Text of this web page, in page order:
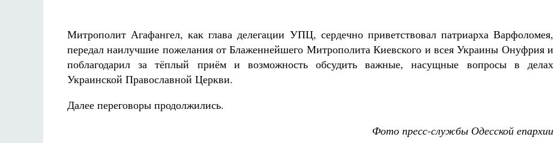
Митрополит Агафангел, как глава делегации УПЦ, сердечно приветствовал патриарха Варфоломея,
передал наилучшие пожелания от Блаженнейшего Митрополита Киевского и всея Украины Онуфрия и
поблагодарил за тёплый приём и возможность обсудить важные, насущные вопросы в делах
Украинской Православной Церкви.
Далее переговоры продолжились.
Фото пресс-службы Одесской епархии